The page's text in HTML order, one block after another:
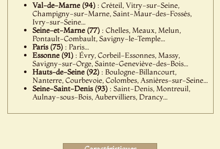
Val-de-Marne (94) : Créteil, Vitry-sur-Seine,
Champigny-sur-Marne, Saint-Maur-des-Fossés,
Ivry-sur-Seine...
Seine-et-Marne (77) : Chelles, Meaux, Melun,
Pontault-Combault, Savigny-le-Temple...
Paris (75) : Paris...
Essonne (91) : Évry, Corbeil-Essonnes, Massy,
Savigny-sur-Orge, Sainte-Geneviève-des-Bois...
Hauts-de-Seine (92) : Boulogne-Billancourt,
Nanterre, Courbevoie, Colombes, Asnières-sur-Seine...
Seine-Saint-Denis (93) : Saint-Denis, Montreuil,
Aulnay-sous-Bois, Aubervilliers, Drancy...